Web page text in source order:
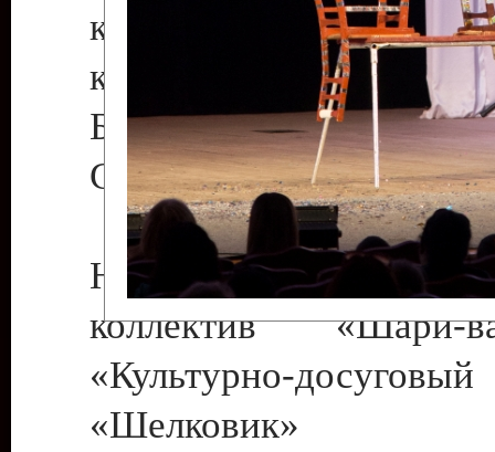
коллектив
культуры с.
Бендеры ,
Светлана Георгиевна
Народный цирковой
коллектив
«Культурно-
«Шелковик»